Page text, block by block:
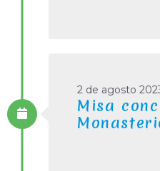
2 de agosto
Misa